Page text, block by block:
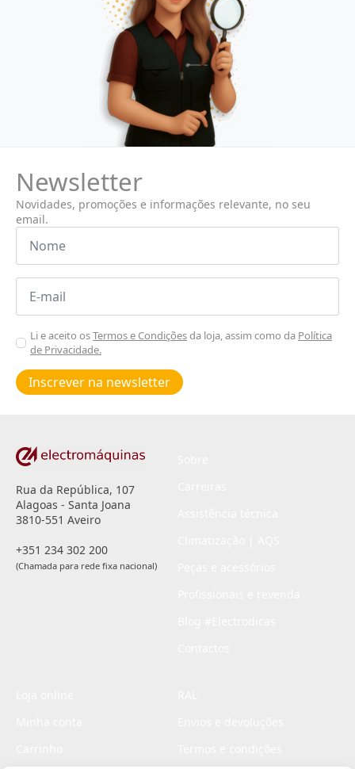
Newsletter
Novidades, promoções e informações relevante, no seu
email.
Nome
Email
Aceitar
Poiticas
de
privacidade
Li e aceito osTermos e Condiçõesda loja, assim como da Política
de Privacidade.
Inscrever na newsletter
Rua da República, 107
Alagoas - Santa Joana
3810-551 Aveiro
+351 234 302 200
(Chamada para rede fixa nacional)